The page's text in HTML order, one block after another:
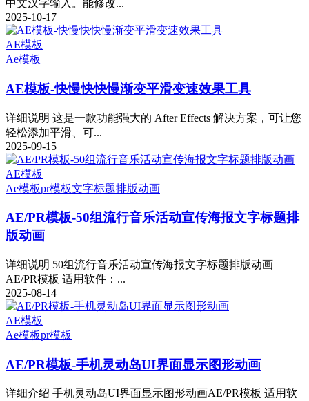
中文汉字输入。能修改...
2025-10-17
AE模板
Ae模板
AE模板-快慢快快慢渐变平滑变速效果工具
详细说明 这是一款功能强大的 After Effects 解决方案，可让您
轻松添加平滑、可...
2025-09-15
AE模板
Ae模板pr模板文字标题排版动画
AE/PR模板-50组流行音乐活动宣传海报文字标题排
版动画
详细说明 50组流行音乐活动宣传海报文字标题排版动画
AE/PR模板 适用软件：...
2025-08-14
AE模板
Ae模板pr模板
AE/PR模板-手机灵动岛UI界面显示图形动画
详细介绍 手机灵动岛UI界面显示图形动画AE/PR模板 适用软